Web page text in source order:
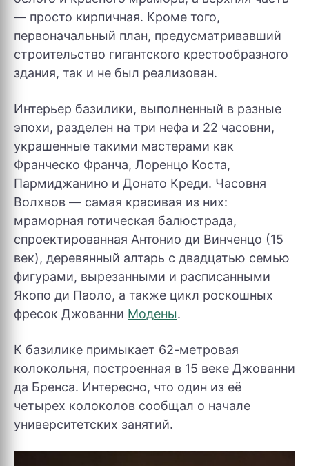
— просто кирпичная. Кроме того,
первоначальный план, предусматривавший
строительство гигантского крестообразного
здания, так и не был реализован.
Интерьер базилики, выполненный в разные
эпохи, разделен на три нефа и 22 часовни,
украшенные такими мастерами как
Франческо Франча, Лоренцо Коста,
Пармиджанино и Донато Креди. Часовня
Волхвов — самая красивая из них:
мраморная готическая балюстрада,
спроектированная Антонио ди Винченцо (15
век), деревянный алтарь с двадцатью семью
фигурами, вырезанными и расписанными
Якопо ди Паоло, а также цикл роскошных
фресок Джованни Модены.
К базилике примыкает 62-метровая
колокольня, построенная в 15 веке Джованни
да Бренса. Интересно, что один из её
четырех колоколов сообщал о начале
университетских занятий.